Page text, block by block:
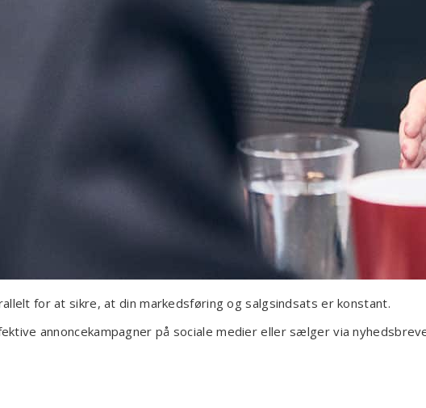
for at sikre, at din markedsføring og salgsindsats er konstant.
annoncekampagner på sociale medier eller sælger via